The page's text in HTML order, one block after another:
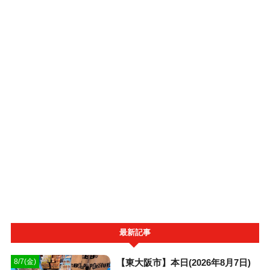
最新記事
8/7(金) 【東大阪市】本日(2026年8月7日)